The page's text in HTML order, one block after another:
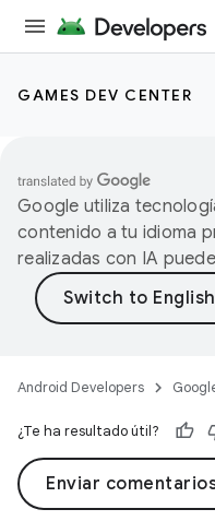
GAMES DEV CENTER
Google utiliza
contenido a tu idioma
realizadas con IA
Android Developers
¿Te ha resultado útil?
Enviar